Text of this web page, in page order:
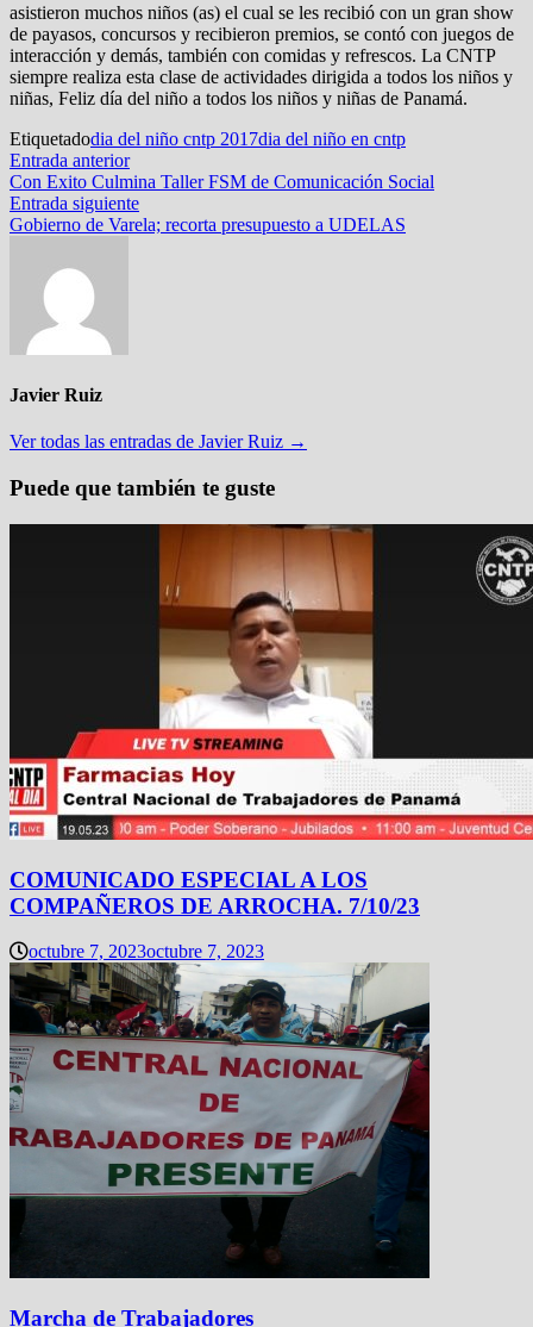
asistieron muchos niños (as) el cual se les recibió con un gran show
de payasos, concursos y recibieron premios, se contó con juegos de
interacción y demás, también con comidas y refrescos. La CNTP
siempre realiza esta clase de actividades dirigida a todos los niños y
niñas, Feliz día del niño a todos los niños y niñas de Panamá.
Etiquetadodia del niño cntp 2017dia del niño en cntp
Navegación
de
entradas
Entrada anteriorEntrada
anterior:
Con Exito Culmina Taller FSM de Comunicación Social
Entrada siguienteEntrada
siguiente:
Gobierno de Varela; recorta presupuesto a UDELAS
Javier Ruiz
Ver todas las entradas de Javier Ruiz →
Puede que también te guste
COMUNICADO ESPECIAL A LOS
COMPAÑEROS DE ARROCHA. 7/10/23
octubre 7, 2023octubre 7, 2023
Marcha de Trabajadores